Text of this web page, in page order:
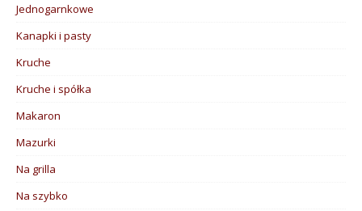
Jednogarnkowe
Kanapki i pasty
Kruche
Kruche i spółka
Makaron
Mazurki
Na grilla
Na szybko